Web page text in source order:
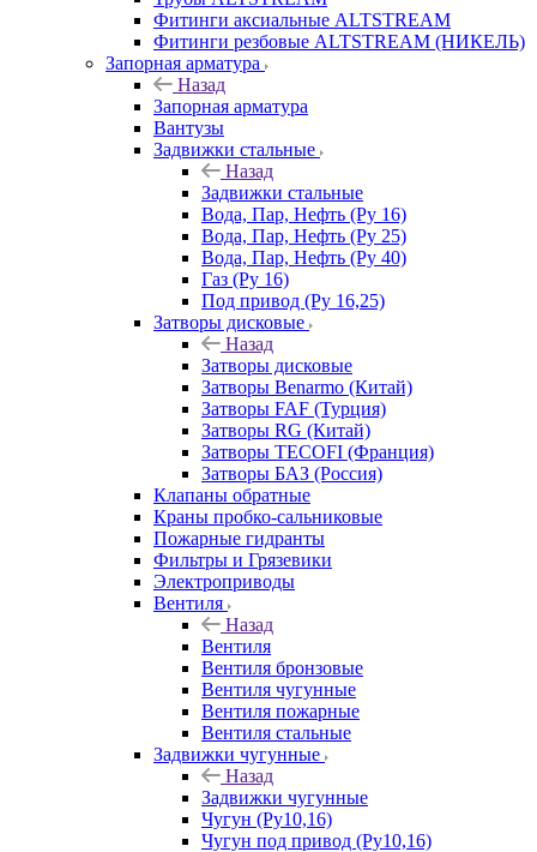
Фитинги аксиальные ALTSTREAM
Фитинги резбовые ALTSTREAM (НИКЕЛЬ)
Запорная арматура
Назад
Запорная арматура
Вантузы
Задвижки стальные
Назад
Задвижки стальные
Вода, Пар, Нефть (Ру 16)
Вода, Пар, Нефть (Ру 25)
Вода, Пар, Нефть (Ру 40)
Газ (Ру 16)
Под привод (Ру 16,25)
Затворы дисковые
Назад
Затворы дисковые
Затворы Benarmo (Китай)
Затворы FAF (Турция)
Затворы RG (Китай)
Затворы TECOFI (Франция)
Затворы БАЗ (Россия)
Клапаны обратные
Краны пробко-сальниковые
Пожарные гидранты
Фильтры и Грязевики
Электроприводы
Вентиля
Назад
Вентиля
Вентиля бронзовые
Вентиля чугунные
Вентиля пожарные
Вентиля стальные
Задвижки чугунные
Назад
Задвижки чугунные
Чугун (Ру10,16)
Чугун под привод (Ру10,16)